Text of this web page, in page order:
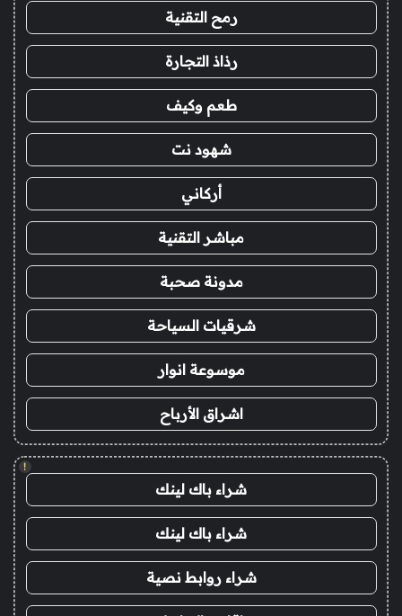
رمح التقنية
رذاذ التجارة
طعم وكيف
شهود نت
أركاني
مباشر التقنية
مدونة صحبة
شرقيات السياحة
موسوعة انوار
اشراق الأرباح
!
شراء باك لينك
شراء باك لينك
شراء روابط نصية